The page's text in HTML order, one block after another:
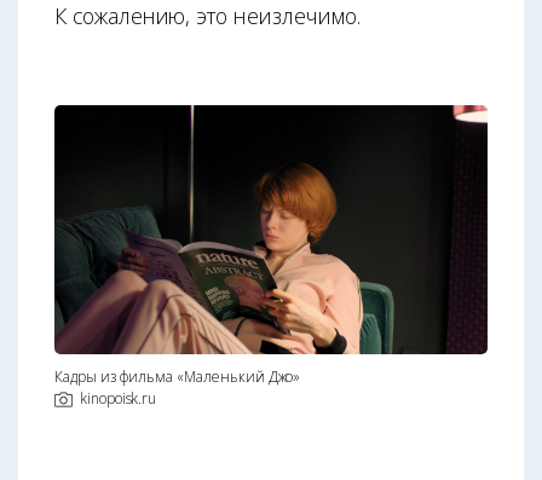
К сожалению, это неизлечимо.
Кадры из фильма «Маленький Джо»
kinopoisk.ru